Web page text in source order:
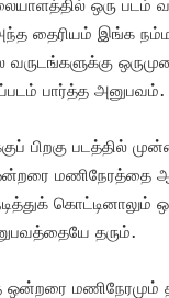
ஒரு படம்
தைரியம் இங்க நம்ம
வருடங்களுக்கு
பார்த்த அனுபவம்.
பிறகு படத்தில்
மணிநேரத்தை
தரும்.
மணிநேரமும்